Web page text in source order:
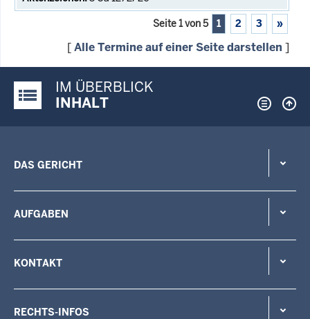
Seite 1 von 5 1 2 3 »
[Alle Termine auf einer Seite darstellen ]
Justiz-Portal im Überblick:
IM ÜBERBLICK
INHALT
DAS GERICHT
AUFGABEN
KONTAKT
RECHTS-INFOS